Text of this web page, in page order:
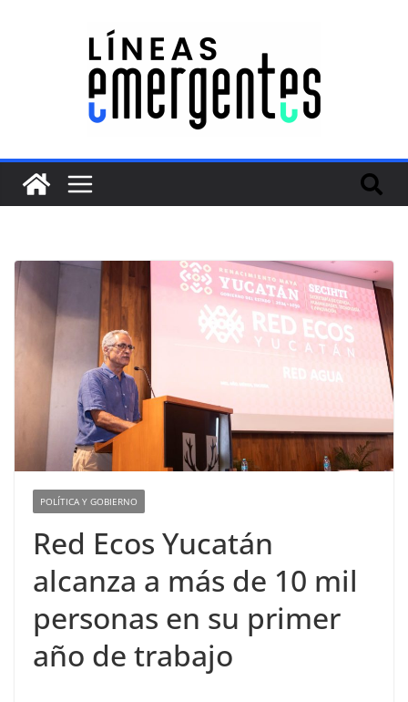
POLÍTICA Y GOBIERNO
Red Ecos Yucatán
alcanza a más de 10 mil
personas en su primer
año de trabajo